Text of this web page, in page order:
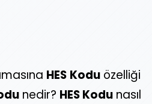
HES Kodu özelliği
nedir? HES Kodu nasıl